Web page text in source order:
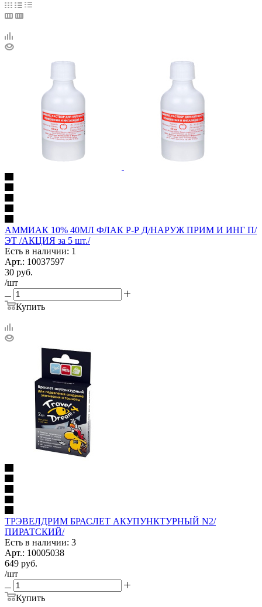
АММИАК 10% 40МЛ ФЛАК Р-Р Д/НАРУЖ ПРИМ И ИНГ П/
ЭТ /АКЦИЯ за 5 шт./
Есть в наличии: 1
Арт.: 10037597
30 руб.
/шт
Купить
ТРЭВЕЛДРИМ БРАСЛЕТ АКУПУНКТУРНЫЙ N2/
ПИРАТСКИЙ/
Есть в наличии: 3
Арт.: 10005038
649 руб.
/шт
Купить